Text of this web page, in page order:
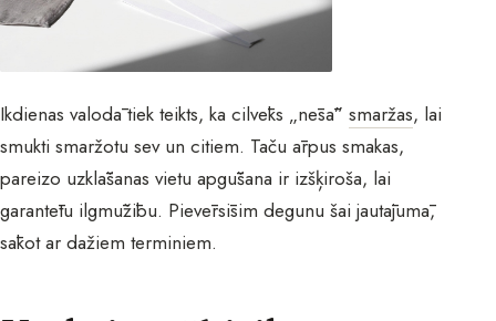
Ikdienas valodā tiek teikts, ka cilvēks „nēsā” smaržas, lai
smukti smaržotu sev un citiem. Taču ārpus smakas,
pareizo uzklāšanas vietu apgūšana ir izšķiroša, lai
garantētu ilgmūžību. Pievērsīsim degunu šai jautājumā,
sākot ar dažiem terminiem.